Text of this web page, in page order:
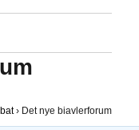
› Det nye biavlerforum